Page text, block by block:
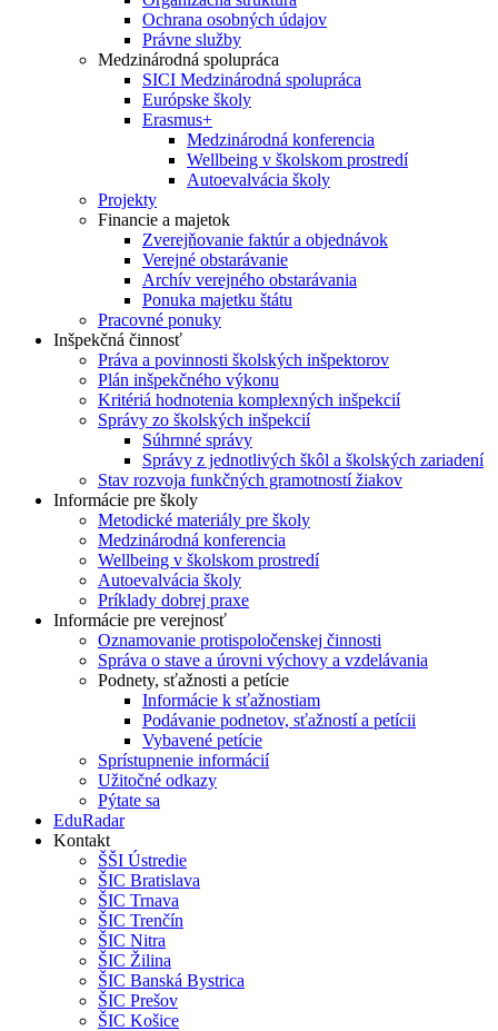
Ochrana osobných údajov
Právne služby
Medzinárodná spolupráca
SICI Medzinárodná spolupráca
Európske školy
Erasmus+
Medzinárodná konferencia
Wellbeing v školskom prostredí
Autoevalvácia školy
Projekty
Financie a majetok
Zverejňovanie faktúr a objednávok
Verejné obstarávanie
Archív verejného obstarávania
Ponuka majetku štátu
Pracovné ponuky
Inšpekčná činnosť
Práva a povinnosti školských inšpektorov
Plán inšpekčného výkonu
Kritériá hodnotenia komplexných inšpekcií
Správy zo školských inšpekcií
Súhrnné správy
Správy z jednotlivých škôl a školských zariadení
Stav rozvoja funkčných gramotností žiakov
Informácie pre školy
Metodické materiály pre školy
Medzinárodná konferencia
Wellbeing v školskom prostredí
Autoevalvácia školy
Príklady dobrej praxe
Informácie pre verejnosť
Oznamovanie protispoločenskej činnosti
Správa o stave a úrovni výchovy a vzdelávania
Podnety, sťažnosti a petície
Informácie k sťažnostiam
Podávanie podnetov, sťažností a petícii
Vybavené petície
Sprístupnenie informácií
Užitočné odkazy
Pýtate sa
EduRadar
Kontakt
ŠŠI Ústredie
ŠIC Bratislava
ŠIC Trnava
ŠIC Trenčín
ŠIC Nitra
ŠIC Žilina
ŠIC Banská Bystrica
ŠIC Prešov
ŠIC Košice